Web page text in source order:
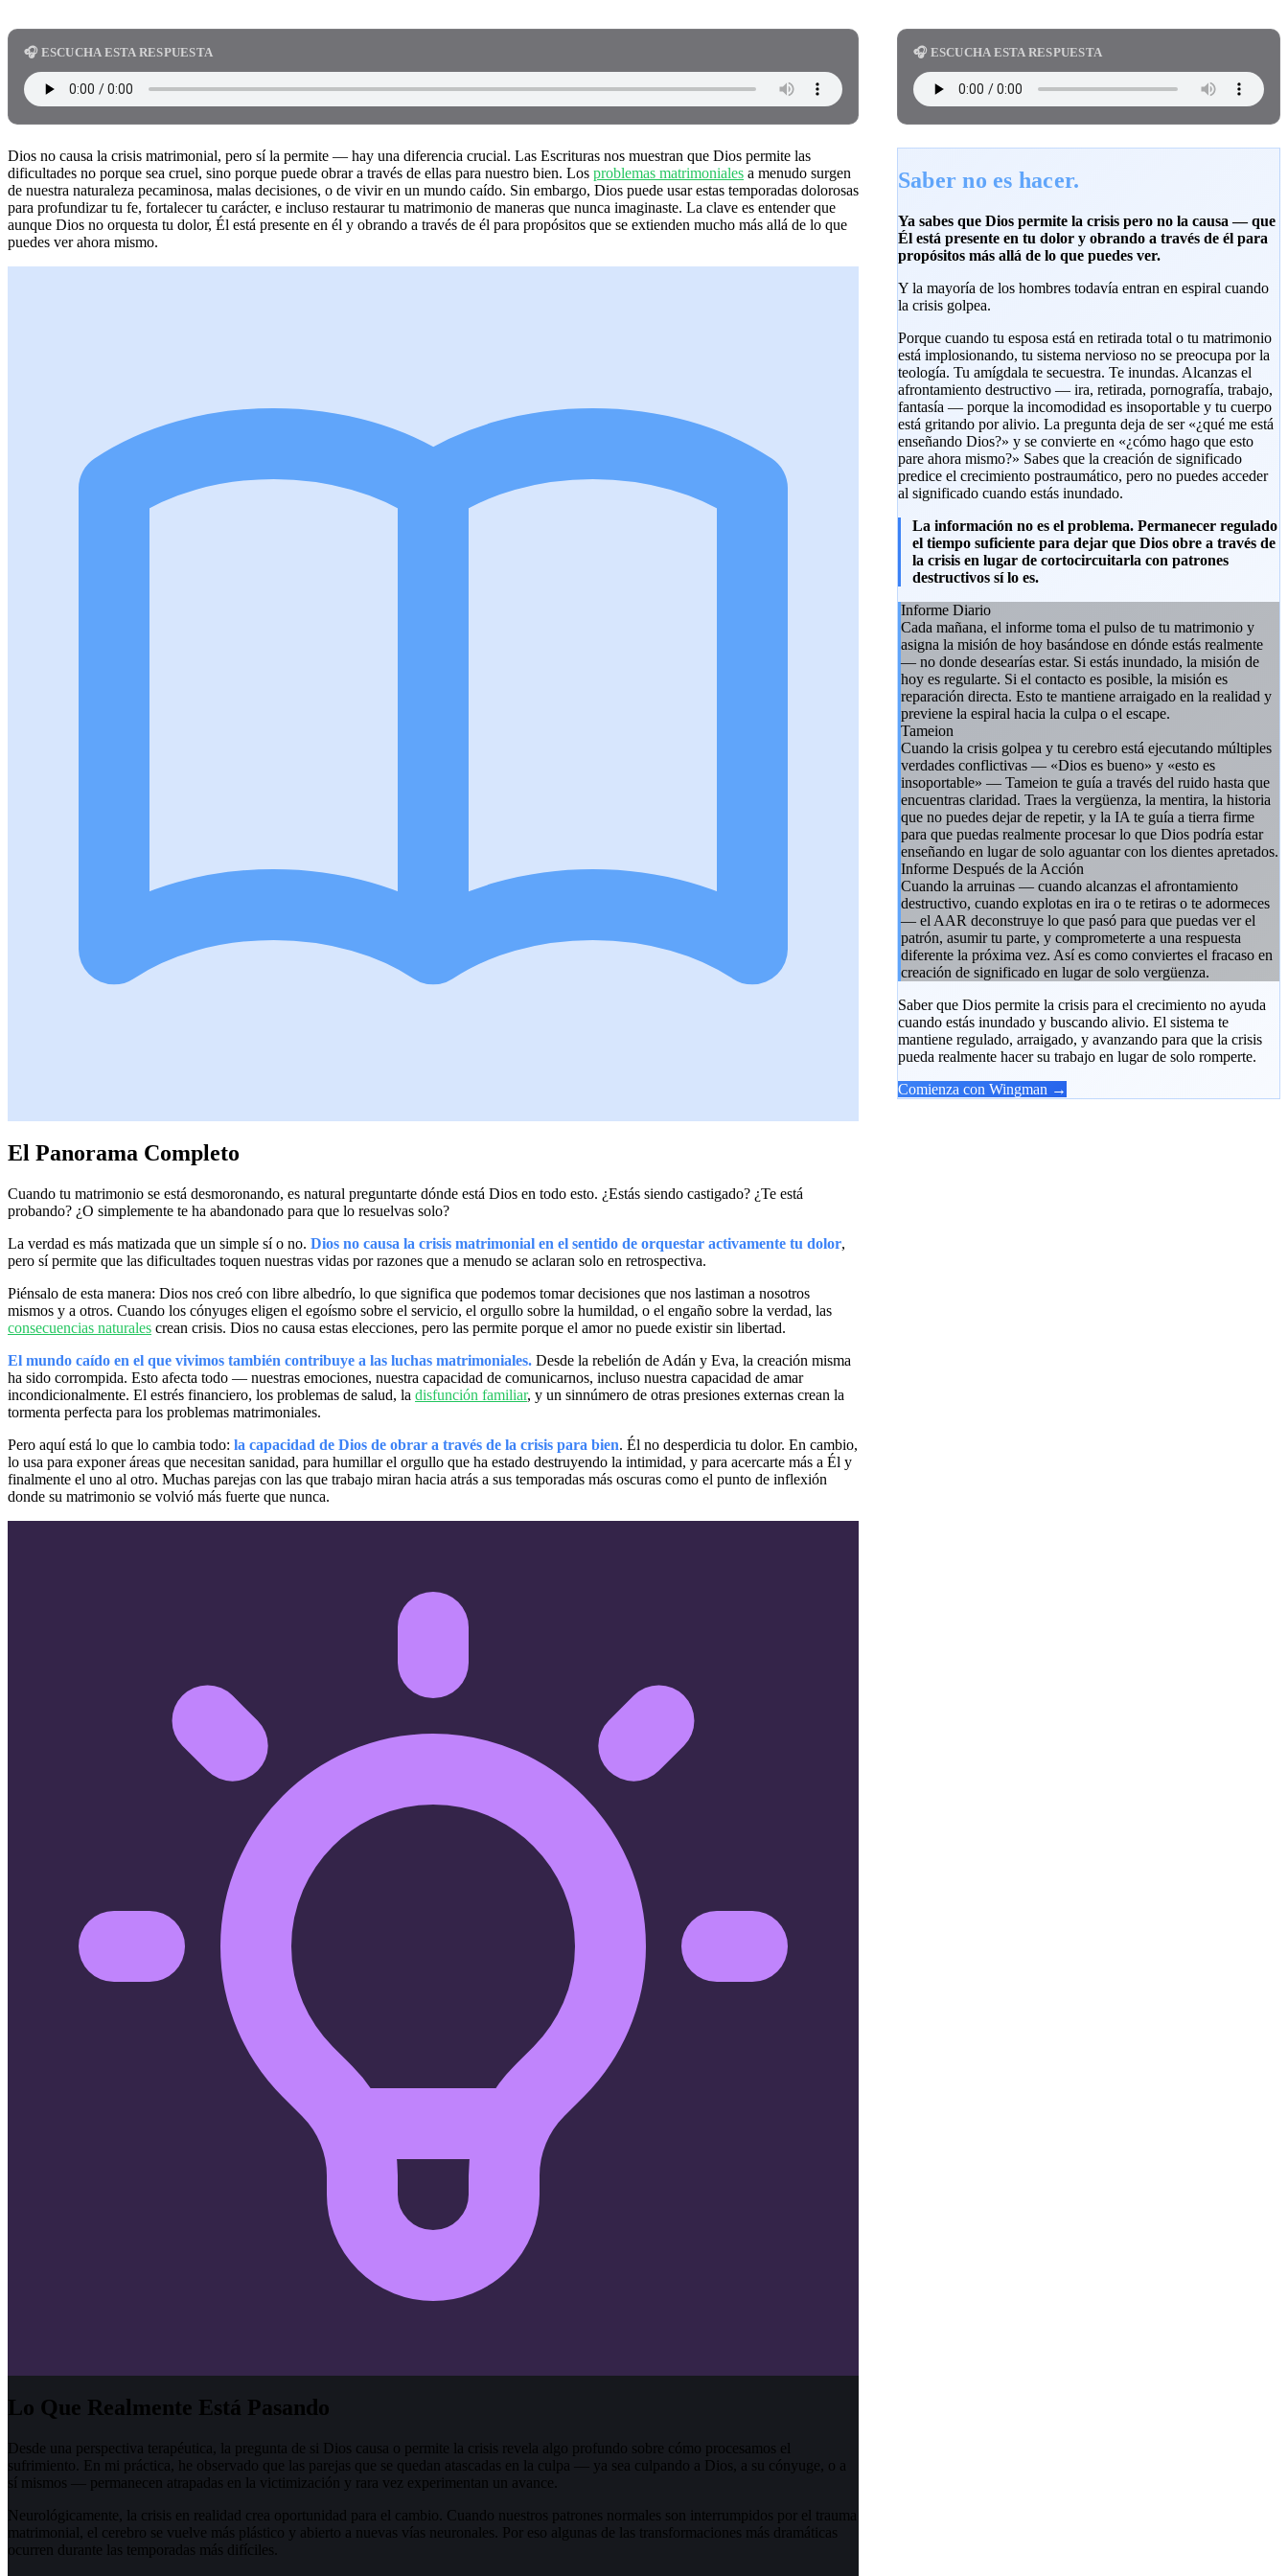
🎧 ESCUCHA ESTA RESPUESTA
Dios no causa la crisis matrimonial, pero sí la permite — hay una diferencia crucial. Las Escrituras nos muestran que Dios permite las
dificultades no porque sea cruel, sino porque puede obrar a través de ellas para nuestro bien. Los problemas matrimoniales a menudo surgen
de nuestra naturaleza pecaminosa, malas decisiones, o de vivir en un mundo caído. Sin embargo, Dios puede usar estas temporadas dolorosas
para profundizar tu fe, fortalecer tu carácter, e incluso restaurar tu matrimonio de maneras que nunca imaginaste. La clave es entender que
aunque Dios no orquesta tu dolor, Él está presente en él y obrando a través de él para propósitos que se extienden mucho más allá de lo que
puedes ver ahora mismo.
El Panorama Completo
Cuando tu matrimonio se está desmoronando, es natural preguntarte dónde está Dios en todo esto. ¿Estás siendo castigado? ¿Te está
probando? ¿O simplemente te ha abandonado para que lo resuelvas solo?
La verdad es más matizada que un simple sí o no. Dios no causa la crisis matrimonial en el sentido de orquestar activamente tu dolor,
pero sí permite que las dificultades toquen nuestras vidas por razones que a menudo se aclaran solo en retrospectiva.
Piénsalo de esta manera: Dios nos creó con libre albedrío, lo que significa que podemos tomar decisiones que nos lastiman a nosotros
mismos y a otros. Cuando los cónyuges eligen el egoísmo sobre el servicio, el orgullo sobre la humildad, o el engaño sobre la verdad, las
consecuencias naturales crean crisis. Dios no causa estas elecciones, pero las permite porque el amor no puede existir sin libertad.
El mundo caído en el que vivimos también contribuye a las luchas matrimoniales. Desde la rebelión de Adán y Eva, la creación misma
ha sido corrompida. Esto afecta todo — nuestras emociones, nuestra capacidad de comunicarnos, incluso nuestra capacidad de amar
incondicionalmente. El estrés financiero, los problemas de salud, la disfunción familiar, y un sinnúmero de otras presiones externas crean la
tormenta perfecta para los problemas matrimoniales.
Pero aquí está lo que lo cambia todo: la capacidad de Dios de obrar a través de la crisis para bien. Él no desperdicia tu dolor. En cambio,
lo usa para exponer áreas que necesitan sanidad, para humillar el orgullo que ha estado destruyendo la intimidad, y para acercarte más a Él y
finalmente el uno al otro. Muchas parejas con las que trabajo miran hacia atrás a sus temporadas más oscuras como el punto de inflexión
donde su matrimonio se volvió más fuerte que nunca.
Lo Que Realmente Está Pasando
Desde una perspectiva terapéutica, la pregunta de si Dios causa o permite la crisis revela algo profundo sobre cómo procesamos el
sufrimiento. En mi práctica, he observado que las parejas que se quedan atascadas en la culpa — ya sea culpando a Dios, a su cónyuge, o a
sí mismos — permanecen atrapadas en la victimización y rara vez experimentan un avance.
Neurológicamente, la crisis en realidad crea oportunidad para el cambio. Cuando nuestros patrones normales son interrumpidos por el trauma
matrimonial, el cerebro se vuelve más plástico y abierto a nuevas vías neuronales. Por eso algunas de las transformaciones más dramáticas
ocurren durante las temporadas más difíciles.
🎧 ESCUCHA ESTA RESPUESTA
Saber no es hacer.
Ya sabes que Dios permite la crisis pero no la causa — que
Él está presente en tu dolor y obrando a través de él para
propósitos más allá de lo que puedes ver.
Y la mayoría de los hombres todavía entran en espiral cuando
la crisis golpea.
Porque cuando tu esposa está en retirada total o tu matrimonio
está implosionando, tu sistema nervioso no se preocupa por la
teología. Tu amígdala te secuestra. Te inundas. Alcanzas el
afrontamiento destructivo — ira, retirada, pornografía, trabajo,
fantasía — porque la incomodidad es insoportable y tu cuerpo
está gritando por alivio. La pregunta deja de ser «¿qué me está
enseñando Dios?» y se convierte en «¿cómo hago que esto
pare ahora mismo?» Sabes que la creación de significado
predice el crecimiento postraumático, pero no puedes acceder
al significado cuando estás inundado.
La información no es el problema. Permanecer regulado
el tiempo suficiente para dejar que Dios obre a través de
la crisis en lugar de cortocircuitarla con patrones
destructivos sí lo es.
Informe Diario
Cada mañana, el informe toma el pulso de tu matrimonio y
asigna la misión de hoy basándose en dónde estás realmente
— no donde desearías estar. Si estás inundado, la misión de
hoy es regularte. Si el contacto es posible, la misión es
reparación directa. Esto te mantiene arraigado en la realidad y
previene la espiral hacia la culpa o el escape.
Tameion
Cuando la crisis golpea y tu cerebro está ejecutando múltiples
verdades conflictivas — «Dios es bueno» y «esto es
insoportable» — Tameion te guía a través del ruido hasta que
encuentras claridad. Traes la vergüenza, la mentira, la historia
que no puedes dejar de repetir, y la IA te guía a tierra firme
para que puedas realmente procesar lo que Dios podría estar
enseñando en lugar de solo aguantar con los dientes apretados.
Informe Después de la Acción
Cuando la arruinas — cuando alcanzas el afrontamiento
destructivo, cuando explotas en ira o te retiras o te adormeces
— el AAR deconstruye lo que pasó para que puedas ver el
patrón, asumir tu parte, y comprometerte a una respuesta
diferente la próxima vez. Así es como conviertes el fracaso en
creación de significado en lugar de solo vergüenza.
Saber que Dios permite la crisis para el crecimiento no ayuda
cuando estás inundado y buscando alivio. El sistema te
mantiene regulado, arraigado, y avanzando para que la crisis
pueda realmente hacer su trabajo en lugar de solo romperte.
Comienza con Wingman →